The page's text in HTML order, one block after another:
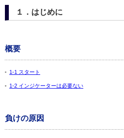
１．はじめに
概要
1-1 スタート
1-2 インジケーターは必要ない
負けの原因